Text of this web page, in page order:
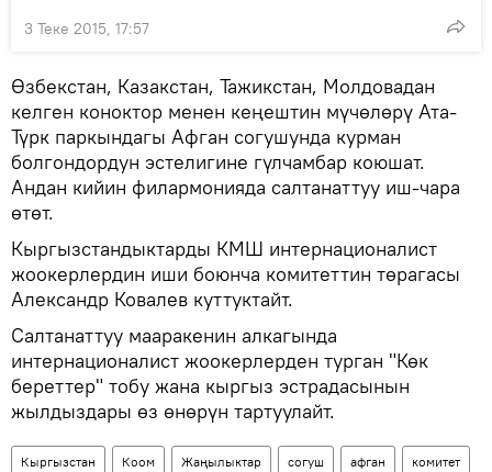
3 Теке 2015, 17:57
Өзбекстан, Казакстан, Тажикстан, Молдовадан
келген коноктор менен кеңештин мүчөлөрү Ата-
Түрк паркындагы Афган согушунда курман
болгондордун эстелигине гүлчамбар коюшат.
Андан кийин филармонияда салтанаттуу иш-чара
өтөт.
Кыргызстандыктарды КМШ интернационалист
жоокерлердин иши боюнча комитеттин төрагасы
Александр Ковалев куттуктайт.
Салтанаттуу мааракенин алкагында
интернационалист жоокерлерден турган "Көк
береттер" тобу жана кыргыз эстрадасынын
жылдыздары өз өнөрүн тартуулайт.
Кыргызстан Коом Жаңылыктар согуш афган комитет